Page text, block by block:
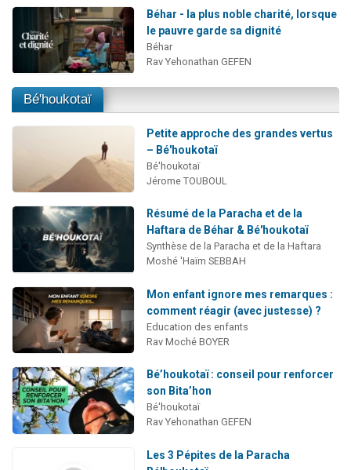
Béhar - la plus noble charité, lorsque
le pauvre garde sa dignité
Béhar
Rav Yehonathan GEFEN
Bé'houkotaï
Petite approche des grandes vertus
– Bé'houkotaï
Bé'houkotaï
Jérome TOUBOUL
Résumé de la Paracha et de la
Haftara de Béhar & Bé'houkotaï
Synthèse de la Paracha et de la Haftara
Moshé 'Haïm SEBBAH
Mon enfant ignore mes remarques :
comment réagir (avec justesse) ?
Education des enfants
Rav Moché BOYER
Bé’houkotaï : conseil pour renforcer
son Bita’hon
Bé'houkotaï
Rav Yehonathan GEFEN
Les 3 Pépites de la Paracha